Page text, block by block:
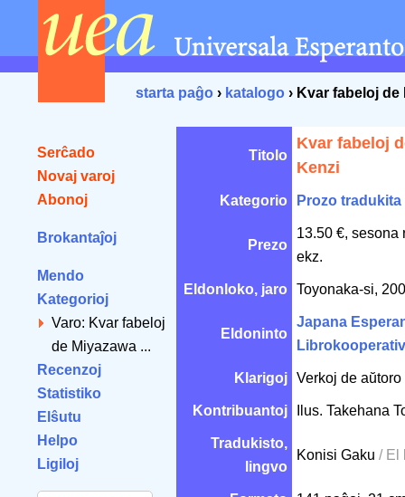
starta paĝo › katalogo › Kvar fabeloj
Serĉado
Novaj varoj
Abonoj
Brokantaĵoj
Mendo
Kategorioj
Varo: Kvar fabeloj
de Miyazawa ...
Recenzoj
Statistiko
Elŝutu
Helpo
Ligiloj
Titolo
Kvar fabeloj
Kenzi
Kategorio Prozo tradukita
Prezo
13.50 €, sesona
ekz.
Eldonloko, jaro Toyonaka-si,
Eldoninto
Japana
Klarigoj Verkoj de
Kontribuantoj Ilus. Takehana
Tradukisto,
lingvo
Konisi Gaku / El